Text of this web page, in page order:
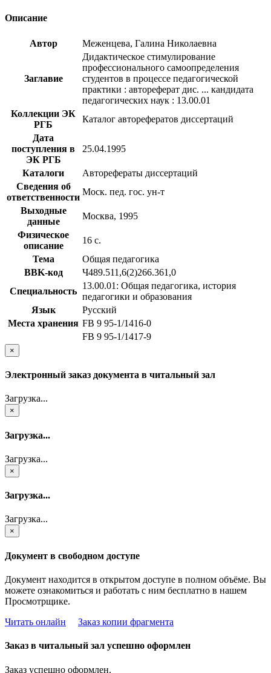
Описание
Автор Меженцева, Галина Николаевна
Заглавие
Дидактическое стимулирование
профессионального самоопределения
студентов в процессе педагогической
практики : автореферат дис. ... кандидата
педагогических наук : 13.00.01
Коллекции ЭК
РГБ
Каталог авторефератов диссертаций
Дата
поступления в
ЭК РГБ
25.04.1995
Каталоги
Авторефераты диссертаций
Сведения об
ответственности
Моск. пед. гос. ун-т
Выходные
данные
Москва, 1995
Физическое
описание
16 с.
Тема
Общая педагогика
BBK-код
Ч489.511,6(2)266.361,0
Специальность
13.00.01: Общая педагогика, история
педагогики и образования
Язык
Русский
Места хранения FB 9 95-1/1416-0
FB 9 95-1/1417-9
×
Электронный заказ документа в читальный зал
Загрузка...
×
Загрузка...
Загрузка...
×
Загрузка...
Загрузка...
×
Документ в свободном доступе
Документ находится в открытом доступе в полном объёме. Вы
можете ознакомиться и работать с ним бесплатно в нашем
Просмотрщике.
Читать онлайн
Заказ копии фрагмента
Заказ в читальный зал успешно оформлен
Заказ успешно оформлен.